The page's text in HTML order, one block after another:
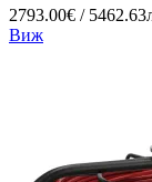
2793.00€ /
Виж